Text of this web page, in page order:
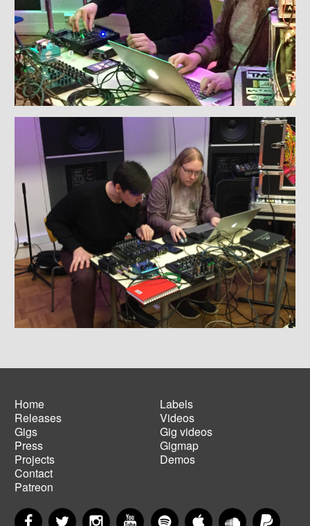
Main
navigation
Home
Releases
Gigs
Press
Projects
Contact
Patreon
Footer
menu
Labels
Videos
Gig videos
Gigmap
Demos
FacebookTwitter InstagramYouTubeSpotify Apple MusicSoundCloud